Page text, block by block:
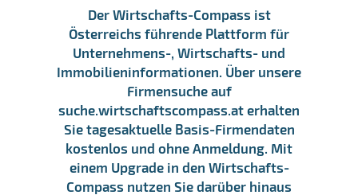
Der Wirtschafts-Compass ist
Österreichs führende Plattform für
Unternehmens-, Wirtschafts- und
Immobilieninformationen. Über unsere
Firmensuche auf
suche.wirtschaftscompass.at erhalten
Sie tagesaktuelle Basis-Firmendaten
kostenlos und ohne Anmeldung. Mit
einem Upgrade in den Wirtschafts-
Compass nutzen Sie darüber hinaus